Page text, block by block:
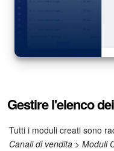
Gestire l'elenco
Tutti i moduli creati sono
Canali di vendita > Moduli